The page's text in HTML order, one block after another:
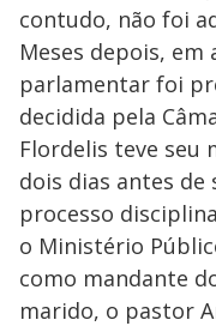
contudo, não foi
Meses depois,
parlamentar foi
decidida pela
Flordelis teve seu
dois dias antes de
processo
o Ministério
como mandante
marido, o pastor